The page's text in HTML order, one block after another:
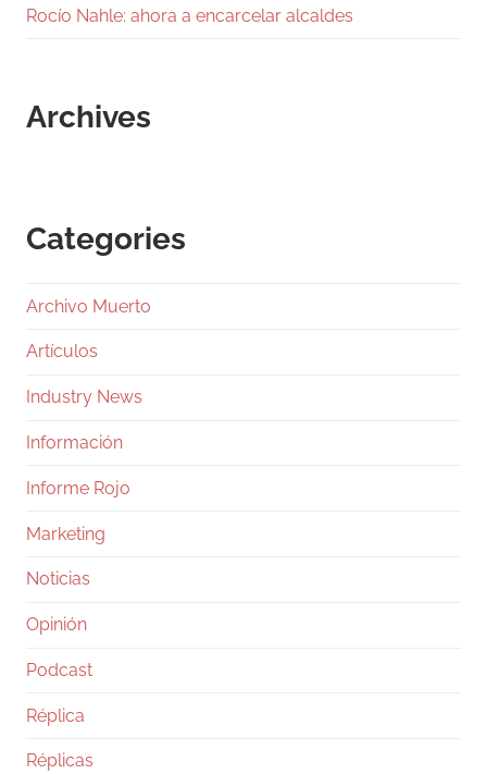
Rocío Nahle: ahora a encarcelar alcaldes
Archives
Categories
Archivo Muerto
Artículos
Industry News
Información
Informe Rojo
Marketing
Noticias
Opinión
Podcast
Réplica
Réplicas